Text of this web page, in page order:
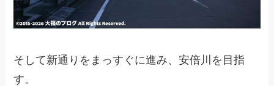
そして新通りをまっすぐに進み、安倍川を目指
す。